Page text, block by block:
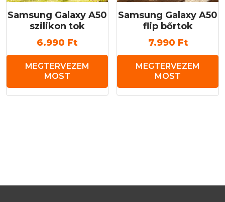
Samsung Galaxy A50
szilikon tok
6.990 Ft
MEGTERVEZEM
MOST
Samsung Galaxy A50
flip bőrtok
7.990 Ft
MEGTERVEZEM
MOST